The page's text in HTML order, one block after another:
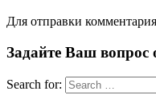
Для отправки
Задайте Ваш вопрос
Search for: